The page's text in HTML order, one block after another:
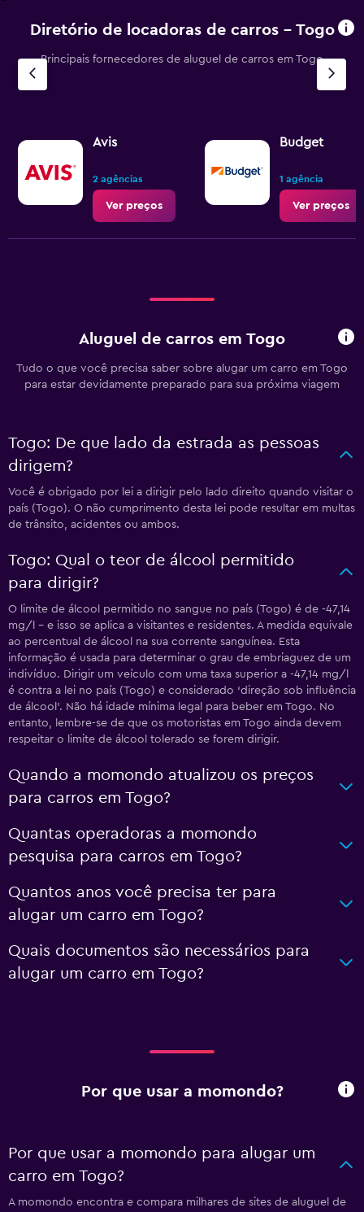
chart
1
Y
axis
Range:
to
Diretório de locadoras de carros – Togo
Principais fornecedores de aluguel de carros em Togo
Avis
2 agências
Ver preços
Budget
1 agência
Ver preços
Aluguel de carros em Togo
Tudo o que você precisa saber sobre alugar um carro em Togo
para estar devidamente preparado para sua próxima viagem
Togo: De que lado da estrada as pessoas
dirigem?
Você é obrigado por lei a dirigir pelo lado direito quando visitar o
país (Togo). O não cumprimento desta lei pode resultar em multas
de trânsito, acidentes ou ambos.
Togo: Qual o teor de álcool permitido
para dirigir?
O limite de álcool permitido no sangue no país (Togo) é de -47,14
mg/l - e isso se aplica a visitantes e residentes. A medida equivale
ao percentual de álcool na sua corrente sanguínea. Esta
informação é usada para determinar o grau de embriaguez de um
indivíduo. Dirigir um veículo com uma taxa superior a -47,14 mg/l
é contra a lei no país (Togo) e considerado ‘direção sob influência
de álcool’. Não há idade mínima legal para beber em Togo. No
entanto, lembre-se de que os motoristas em Togo ainda devem
respeitar o limite de álcool tolerado se forem dirigir.
Quando a momondo atualizou os preços
para carros em Togo?
Quantas operadoras a momondo
pesquisa para carros em Togo?
Quantos anos você precisa ter para
alugar um carro em Togo?
Quais documentos são necessários para
alugar um carro em Togo?
Por que usar a momondo?
Por que usar a momondo para alugar um
carro em Togo?
A momondo encontra e compara milhares de sites de aluguel de